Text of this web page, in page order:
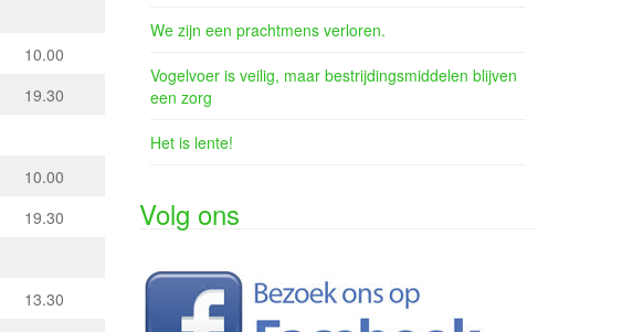
10.00
19.30
10.00
19.30
13.30
We zijn een prachtmens verloren.
Vogelvoer is veilig, maar bestrijdingsmiddelen blijven
een zorg
Het is lente!
Volg ons